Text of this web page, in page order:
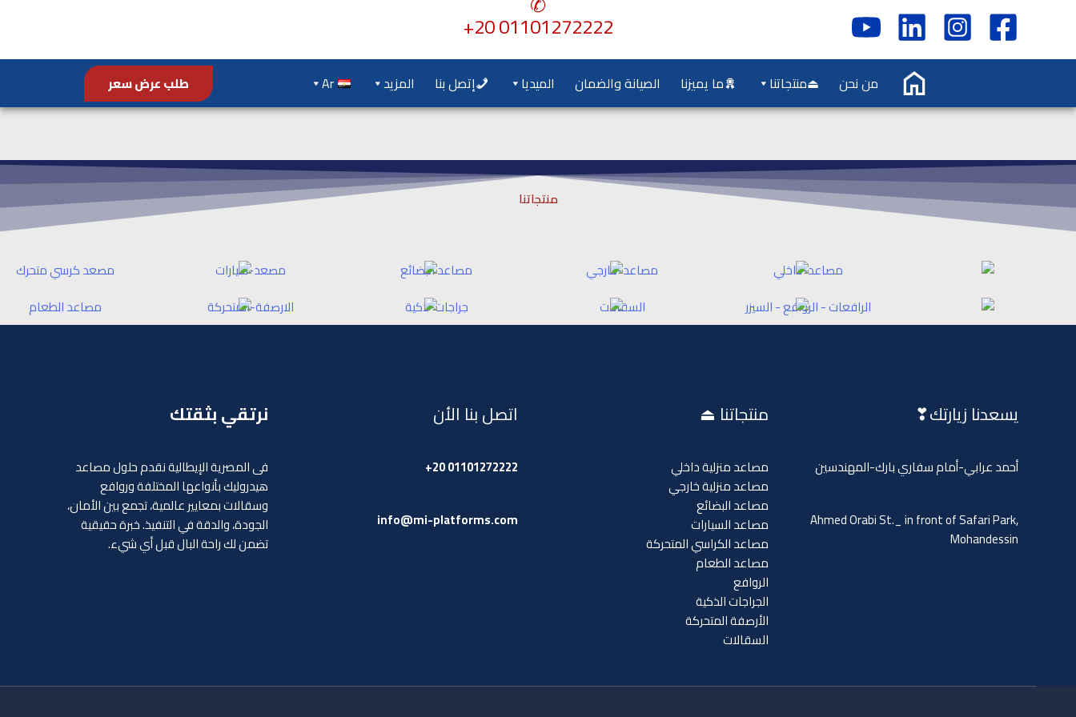
01101272222 20+
من نحن ⏏منتجاتنا ما يميزنا الصيانة والضمان الميديا إتصل بنا المزيد Ar طلب عرض سعر
منتجاتنا
يسعدنا زيارتك❣
أحمد عرابي-أمام سفاري بارك-المهندسين
Ahmed Orabi St._ in front of Safari Park,
Mohandessin
منتجاتنا ⏏
مصاعد منزلية داخلي
مصاعد منزلية خارجي
مصاعد البضائع
مصاعد السيارات
مصاعد الكراسي المتحركة
مصاعد الطعام
الروافع
الجراجات الذكية
الأرصفة المتحركة
السقالات
اتصل بنا الأن
01101272222 20+
info@mi-platforms.com
نرتقي بثقتك
فى المصرية الإيطالية نقدم حلول مصاعد
هيدروليك بأنواعها المختلفة وروافع
وسقالات بمعايير عالمية، تجمع بين الأمان،
الجودة، والدقة في التنفيذ. خبرة حقيقية
تضمن لك راحة البال قبل أي شيء.